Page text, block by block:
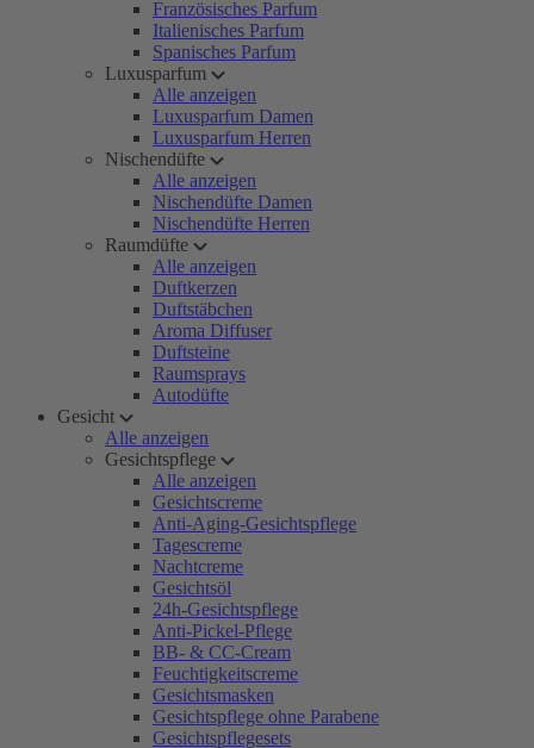
Französisches Parfum
Italienisches Parfum
Spanisches Parfum
Luxusparfum
Alle anzeigen
Luxusparfum Damen
Luxusparfum Herren
Nischendüfte
Alle anzeigen
Nischendüfte Damen
Nischendüfte Herren
Raumdüfte
Alle anzeigen
Duftkerzen
Duftstäbchen
Aroma Diffuser
Duftsteine
Raumsprays
Autodüfte
Gesicht
Alle anzeigen
Gesichtspflege
Alle anzeigen
Gesichtscreme
Anti-Aging-Gesichtspflege
Tagescreme
Nachtcreme
Gesichtsöl
24h-Gesichtspflege
Anti-Pickel-Pflege
BB- & CC-Cream
Feuchtigkeitscreme
Gesichtsmasken
Gesichtspflege ohne Parabene
Gesichtspflegesets